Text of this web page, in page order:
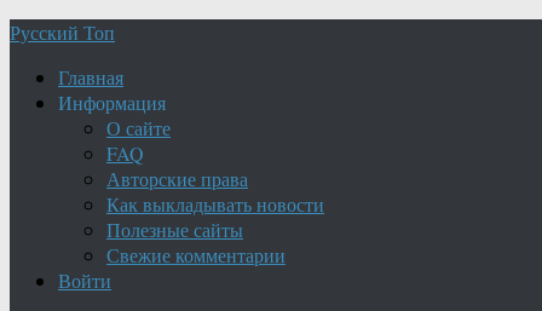
Русский Топ
Главная
Информация
О сайте
FAQ
Авторские права
Как выкладывать новости
Полезные сайты
Свежие комментарии
Войти